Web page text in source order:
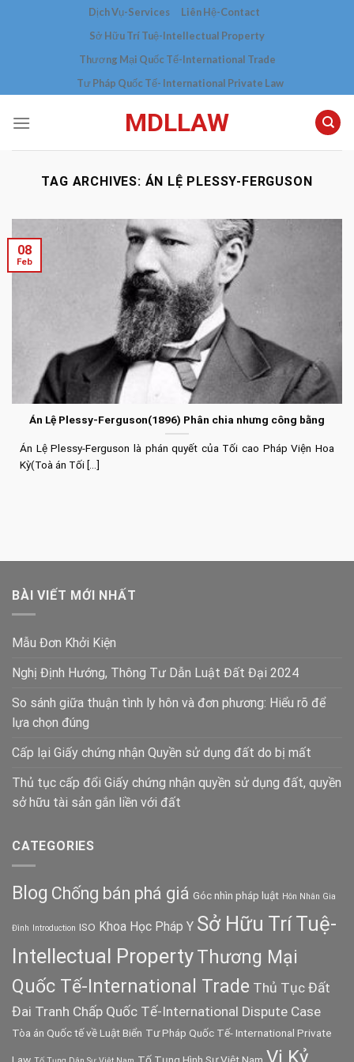
Dịch Vụ-Services
Liên Hệ-Contact
Sở Hữu Trí Tuệ-Intellectual Property
Thương Mại Quốc Tế-International Trade
Tư Pháp Quốc Tế- International Private Law
MDLLAW
TAG ARCHIVES: ÁN LỆ PLESSY-FERGUSON
Án Lệ Plessy-Ferguson(1896) Phân chia nhưng công bằng
Án Lệ Plessy-Ferguson là phán quyết của Tối cao Pháp Viện Hoa
Kỳ(Toà án Tối [...]
08
Feb
BÀI VIẾT MỚI NHẤT
Mẫu Đơn Khởi Kiện
Nghị Định Hướng, Thông Tư Dẫn Luật Đất Đại 2024
So sánh giữa thuận tình ly hôn và đơn phương: Hiểu rõ để
lựa chọn đúng
Cấp lại Giấy chứng nhận Quyền sử dụng đất do bị mất
Thủ tục cấp đổi Giấy chứng nhận quyền sử dụng đất, quyền
sở hữu tài sản gắn liền với đất
CATEGORIES
Blog Chống bán phá giá Góc nhìn pháp luật Hôn Nhân Gia
Đình Introduction ISO Khoa Học Pháp Y Sở Hữu Trí Tuệ-
Intellectual PropertyThương Mại
Quốc Tế-International Trade Thủ Tục Đất
Đai Tranh Chấp Quốc Tế-International Dispute Case
Tòa án Quốc tế về Luật Biển Tư Pháp Quốc Tế- International Private
Law Tố Tụng Hình Sự Việt Nam Vị Kỷ